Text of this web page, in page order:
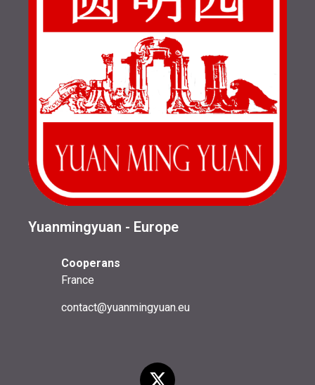
Yuanmingyuan - Europe
Cooperans
France
contact@yuanmingyuan.eu